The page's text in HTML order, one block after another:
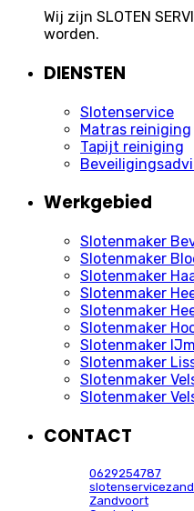
Wij zijn SLOTEN
worden.
DIENSTEN
Slotenservice
Matras reiniging
Tapijt reiniging
Werkgebied
Slotenmaker
Slotenmaker
Slotenmaker
Slotenmaker
Slotenmaker
Slotenmaker
Slotenmaker
Slotenmaker
Slotenmaker
Slotenmaker
CONTACT
0629254787
Zandvoort